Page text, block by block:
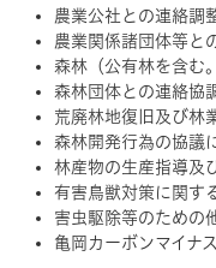
農業公社との連絡調
農業関係諸団体等と
森林（公有林を含む
森林団体との連絡協
荒廃林地復旧及び林
森林開発行為の協議
林産物の生産指導及
有害鳥獣対策に関す
害虫駆除等のための
亀岡カーボンマイナ